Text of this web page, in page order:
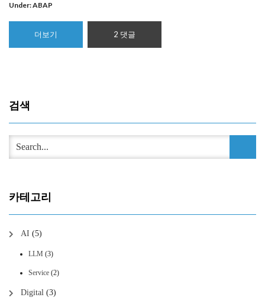
Under:ABAP
더보기 2 댓글
검색
카테고리
AI (5)
LLM (3)
Service (2)
Digital (3)